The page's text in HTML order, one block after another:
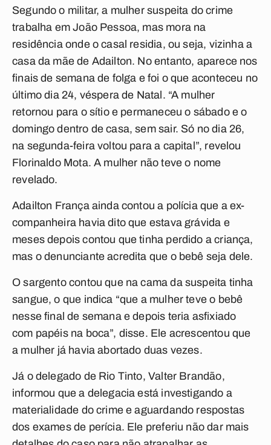
Segundo o militar, a mulher suspeita do crime
trabalha em João Pessoa, mas mora na
residência onde o casal residia, ou seja, vizinha a
casa da mãe de Adailton. No entanto, aparece nos
finais de semana de folga e foi o que aconteceu no
último dia 24, véspera de Natal. “A mulher
retornou para o sítio e permaneceu o sábado e o
domingo dentro de casa, sem sair. Só no dia 26,
na segunda-feira voltou para a capital”, revelou
Florinaldo Mota. A mulher não teve o nome
revelado.
Adailton França ainda contou a polícia que a ex-
companheira havia dito que estava grávida e
meses depois contou que tinha perdido a criança,
mas o denunciante acredita que o bebê seja dele.
O sargento contou que na cama da suspeita tinha
sangue, o que indica “que a mulher teve o bebê
nesse final de semana e depois teria asfixiado
com papéis na boca”, disse. Ele acrescentou que
a mulher já havia abortado duas vezes.
Já o delegado de Rio Tinto, Valter Brandão,
informou que a delegacia está investigando a
materialidade do crime e aguardando respostas
dos exames de perícia. Ele preferiu não dar mais